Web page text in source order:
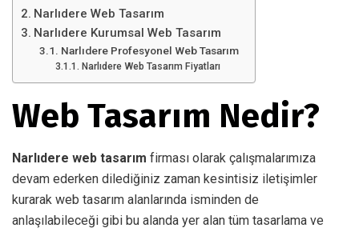
Narlıdere Web Tasarım
Narlıdere Kurumsal Web Tasarım
Narlıdere Profesyonel Web Tasarım
Narlıdere Web Tasarım Fiyatları
Web Tasarım Nedir?
Narlıdere web tasarım firması olarak çalışmalarımıza
devam ederken dilediğiniz zaman kesintisiz iletişimler
kurarak web tasarım alanlarında isminden de
anlaşılabileceği gibi bu alanda yer alan tüm tasarlama ve